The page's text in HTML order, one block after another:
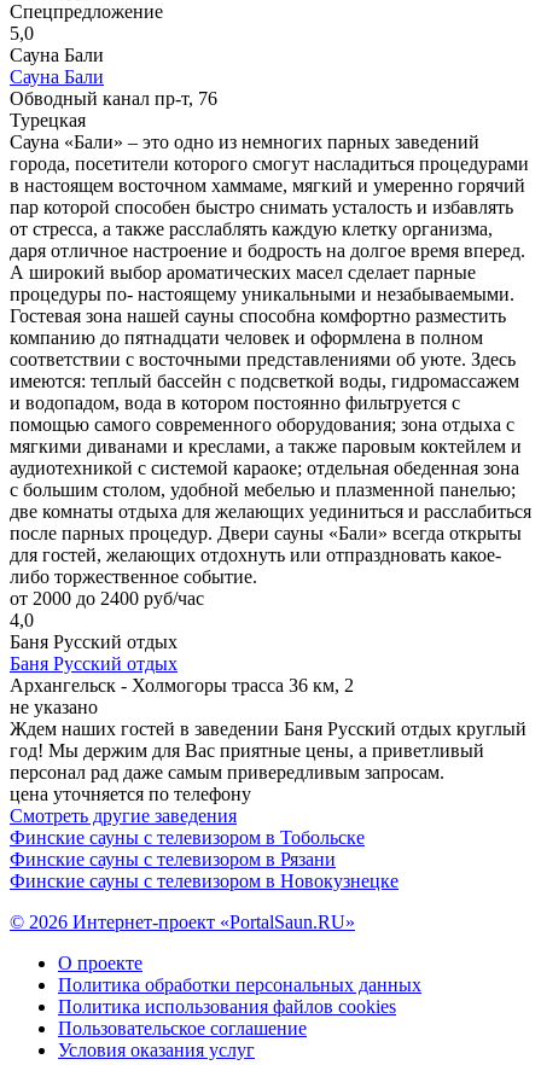
Спецпредложение
5,0
Сауна Бали
Сауна Бали
Обводный канал пр-т, 76
Турецкая
Сауна «Бали» – это одно из немногих парных заведений
города, посетители которого смогут насладиться процедурами
в настоящем восточном хаммаме, мягкий и умеренно горячий
пар которой способен быстро снимать усталость и избавлять
от стресса, а также расслаблять каждую клетку организма,
даря отличное настроение и бодрость на долгое время вперед.
А широкий выбор ароматических масел сделает парные
процедуры по- настоящему уникальными и незабываемыми.
Гостевая зона нашей сауны способна комфортно разместить
компанию до пятнадцати человек и оформлена в полном
соответствии с восточными представлениями об уюте. Здесь
имеются: теплый бассейн с подсветкой воды, гидромассажем
и водопадом, вода в котором постоянно фильтруется с
помощью самого современного оборудования; зона отдыха с
мягкими диванами и креслами, а также паровым коктейлем и
аудиотехникой с системой караоке; отдельная обеденная зона
с большим столом, удобной мебелью и плазменной панелью;
две комнаты отдыха для желающих уединиться и расслабиться
после парных процедур. Двери сауны «Бали» всегда открыты
для гостей, желающих отдохнуть или отпраздновать какое-
либо торжественное событие.
от 2000 до 2400 руб/час
4,0
Баня Русский отдых
Баня Русский отдых
Архангельск - Холмогоры трасса 36 км, 2
не указано
Ждем наших гостей в заведении Баня Русский отдых круглый
год! Мы держим для Вас приятные цены, а приветливый
персонал рад даже самым привередливым запросам.
цена уточняется по телефону
Смотреть другие заведения
Финские сауны с телевизором в Тобольске
Финские сауны с телевизором в Рязани
Финские сауны с телевизором в Новокузнецке
© 2026 Интернет-проект «PortalSaun.RU»
О проекте
Политика обработки персональных данных
Политика использования файлов cookies
Пользовательское соглашение
Условия оказания услуг